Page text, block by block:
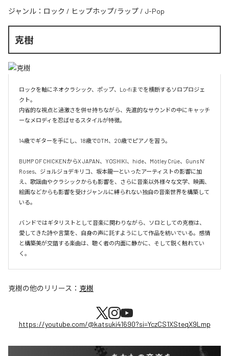
ジャンル： ロック / ヒップホップ/ラップ / J-Pop
克樹
ロックを軸にネオクラシック、ポップ、Lo-fiまでを横断するソロプロジェ
クト。
内省的な視点と過激さを併せ持ちながら、先進的なサウンドの中にキャッチ
ーなメロディを忍ばせるスタイルが特徴。
14歳でギターを手にし、18歳でDTM、20歳でピアノを習う。
BUMP OF CHICKENからX JAPAN、YOSHIKI、hide、Mötley Crüe、Guns N’
Roses、ジョルジョデキリコ、坂本龍一といったアーティストの影響に加
え、歌謡曲やクラシックからも影響を、さらに音楽以外様々な文学、映画、
絵画などからも影響を受けジャンルに縛られない独自の音楽世界を構築して
いる。
バンドではギタリストとして音楽に関わりながら、ソロとしての克樹は、
愛してきた詩や言葉を、自身の声に託すようにして作品を紡いでいる。感情
と構築美が交錯する楽曲は、聴く者の内面に静かに、そして鋭く触れてい
克樹の他のリリース： 克樹
https://youtube.com/@katsuki41690?si=YczCS1XSteqX9Lmp